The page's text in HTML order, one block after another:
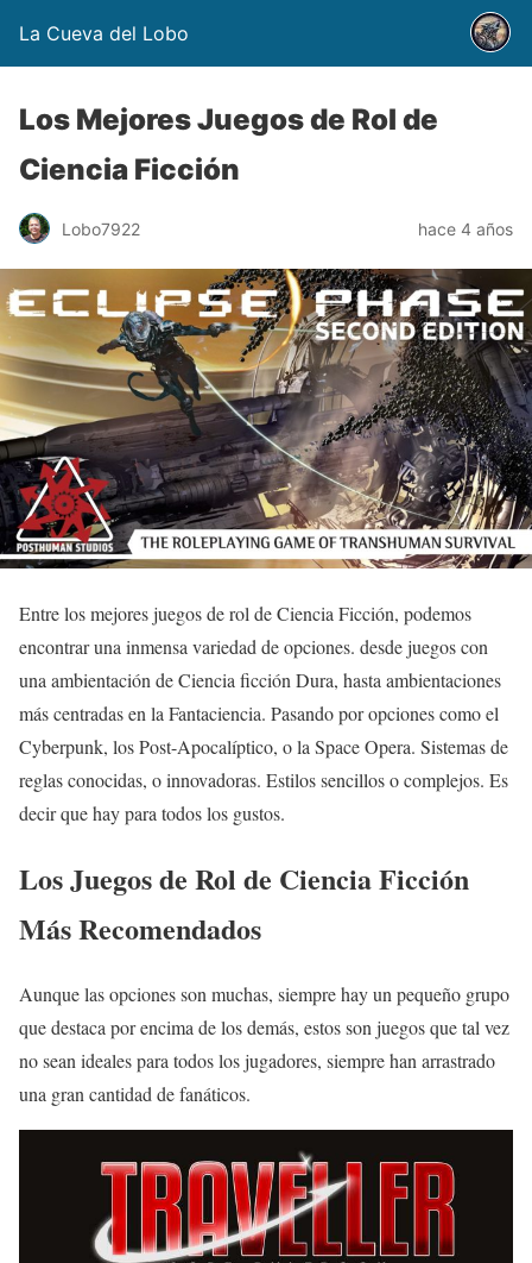
La Cueva del Lobo
Los Mejores Juegos de Rol de
Ciencia Ficción
Lobo7922 hace 4 años
Entre los mejores juegos de rol de Ciencia Ficción, podemos
encontrar una inmensa variedad de opciones. desde juegos con
una ambientación de Ciencia ficción Dura, hasta ambientaciones
más centradas en la Fantaciencia. Pasando por opciones como el
Cyberpunk, los Post-Apocalíptico, o la Space Opera. Sistemas de
reglas conocidas, o innovadoras. Estilos sencillos o complejos. Es
decir que hay para todos los gustos.
Los Juegos de Rol de Ciencia Ficción
Más Recomendados
Aunque las opciones son muchas, siempre hay un pequeño grupo
que destaca por encima de los demás, estos son juegos que tal vez
no sean ideales para todos los jugadores, siempre han arrastrado
una gran cantidad de fanáticos.